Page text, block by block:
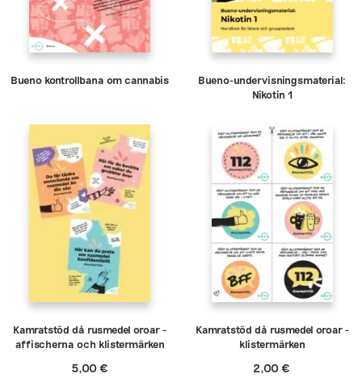
Bueno kontrollbana om cannabis
Bueno-undervisningsmaterial:
Nikotin 1
Kamratstöd då rusmedel oroar -
affischerna och klistermärken
5,00€
Kamratstöd då rusmedel oroar -
klistermärken
2,00€